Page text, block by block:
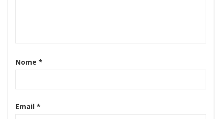
Nome *
Email *